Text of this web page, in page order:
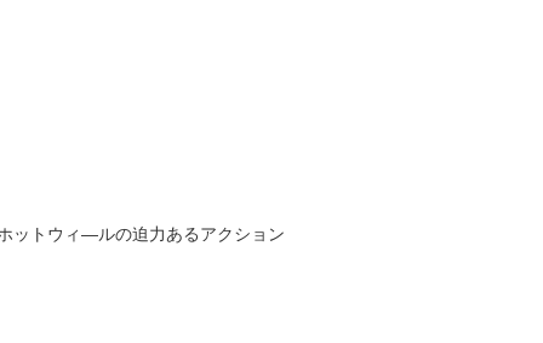
ットウィ―ルの迫力あるアクション